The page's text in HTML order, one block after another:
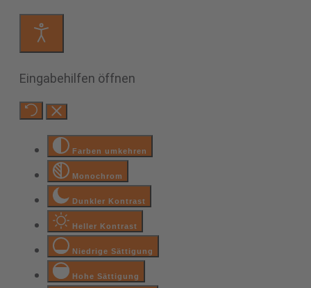
Eingabehilfen öffnen
Farben umkehren
Monochrom
Dunkler Kontrast
Heller Kontrast
Niedrige Sättigung
Hohe Sättigung